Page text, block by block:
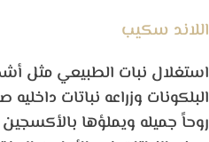
اللاند سكيب
استغلال نبات الطبيعي مثل
البلكونات وزراعه نباتات
روحاً جميله ويملؤها